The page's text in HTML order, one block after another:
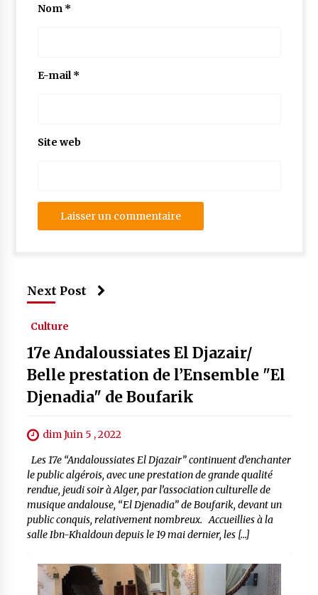
Nom *
E-mail*
Site web
Next Post
Culture
17e Andaloussiates El Djazair/
Belle prestation de l’Ensemble "El
Djenadia" de Boufarik
dim Juin 5 , 2022
Les 17e “Andaloussiates El Djazair” continuent d’enchanter
le public algérois, avec une prestation de grande qualité
rendue, jeudi soir à Alger, par l’association culturelle de
musique andalouse, “El Djenadia” de Boufarik, devant un
public conquis, relativement nombreux. Accueillies à la
salle Ibn-Khaldoun depuis le 19 mai dernier, les […]